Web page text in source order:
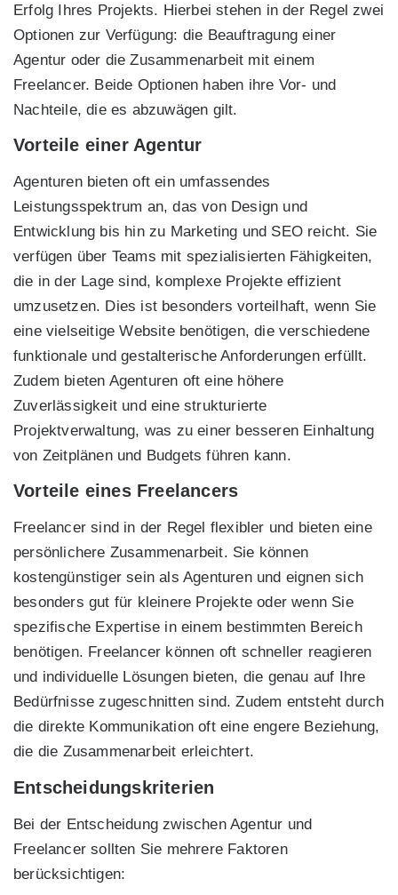
Erfolg Ihres Projekts. Hierbei stehen in der Regel zwei
Optionen zur Verfügung: die Beauftragung einer
Agentur oder die Zusammenarbeit mit einem
Freelancer. Beide Optionen haben ihre Vor- und
Nachteile, die es abzuwägen gilt.
Vorteile einer Agentur
Agenturen bieten oft ein umfassendes
Leistungsspektrum an, das von Design und
Entwicklung bis hin zu Marketing und SEO reicht. Sie
verfügen über Teams mit spezialisierten Fähigkeiten,
die in der Lage sind, komplexe Projekte effizient
umzusetzen. Dies ist besonders vorteilhaft, wenn Sie
eine vielseitige Website benötigen, die verschiedene
funktionale und gestalterische Anforderungen erfüllt.
Zudem bieten Agenturen oft eine höhere
Zuverlässigkeit und eine strukturierte
Projektverwaltung, was zu einer besseren Einhaltung
von Zeitplänen und Budgets führen kann.
Vorteile eines Freelancers
Freelancer sind in der Regel flexibler und bieten eine
persönlichere Zusammenarbeit. Sie können
kostengünstiger sein als Agenturen und eignen sich
besonders gut für kleinere Projekte oder wenn Sie
spezifische Expertise in einem bestimmten Bereich
benötigen. Freelancer können oft schneller reagieren
und individuelle Lösungen bieten, die genau auf Ihre
Bedürfnisse zugeschnitten sind. Zudem entsteht durch
die direkte Kommunikation oft eine engere Beziehung,
die die Zusammenarbeit erleichtert.
Entscheidungskriterien
Bei der Entscheidung zwischen Agentur und
Freelancer sollten Sie mehrere Faktoren
berücksichtigen: